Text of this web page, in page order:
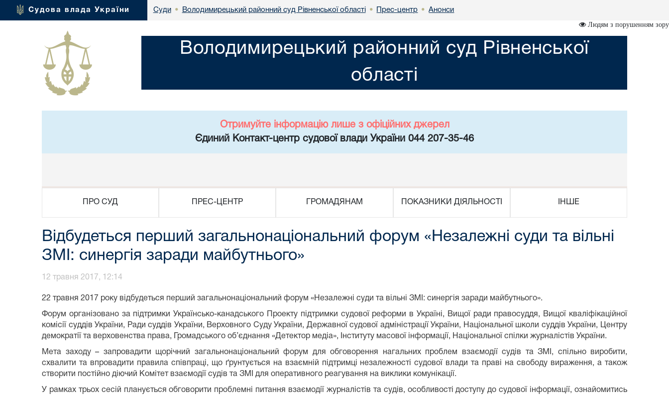
Судова влада України Суди • Володимирецький районний суд Рівненської області • Прес-центр • Анонси
Людям з порушенням зору
Володимирецький районний суд Рівненської
області
Отримуйте інформацію лише з офіційних джерел
Єдиний Контакт-центр судової влади України 044 207-35-46
ПРО СУД ПРЕС-ЦЕНТР ГРОМАДЯНАМ ПОКАЗНИКИ ДІЯЛЬНОСТІ ІНШЕ
Відбудеться перший загальнонаціональний форум «Незалежні суди та вільні
ЗМІ: синергія заради майбутнього»
12 травня 2017, 12:14
22 травня 2017 року відбудеться перший загальнонаціональний форум «Незалежні суди та вільні ЗМІ: синергія заради майбутнього».
Форум організовано за підтримки Українсько-канадського Проекту підтримки судової реформи в Україні, Вищої ради правосуддя, Вищої кваліфікаційної
комісії суддів України, Ради суддів України, Верховного Суду України, Державної судової адміністрації України, Національної школи суддів України, Центру
демократії та верховенства права, Громадського об’єднання «Детектор медіа», Інституту масової інформації, Національної спілки журналістів України.
Мета заходу – запровадити щорічний загальнонаціональний форум для обговорення нагальних проблем взаємодії судів та ЗМІ, спільно виробити,
схвалити та впровадити правила співпраці, що ґрунтується на взаємній підтримці незалежності судової влади та праві на свободу вираження, а також
створити постійно діючий Комітет взаємодії судів та ЗМІ для оперативного реагування на виклики комунікації.
У рамках трьох сесій планується обговорити проблемні питання взаємодії журналістів та судів, особливості доступу до судової інформації, ознайомитись